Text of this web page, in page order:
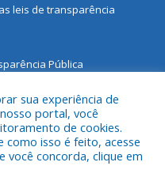
leis de transparência
Pública
Municipal de Santarém
sua experiência de
portal, você
de cookies.
como isso é feito, acesse
você concorda, clique em